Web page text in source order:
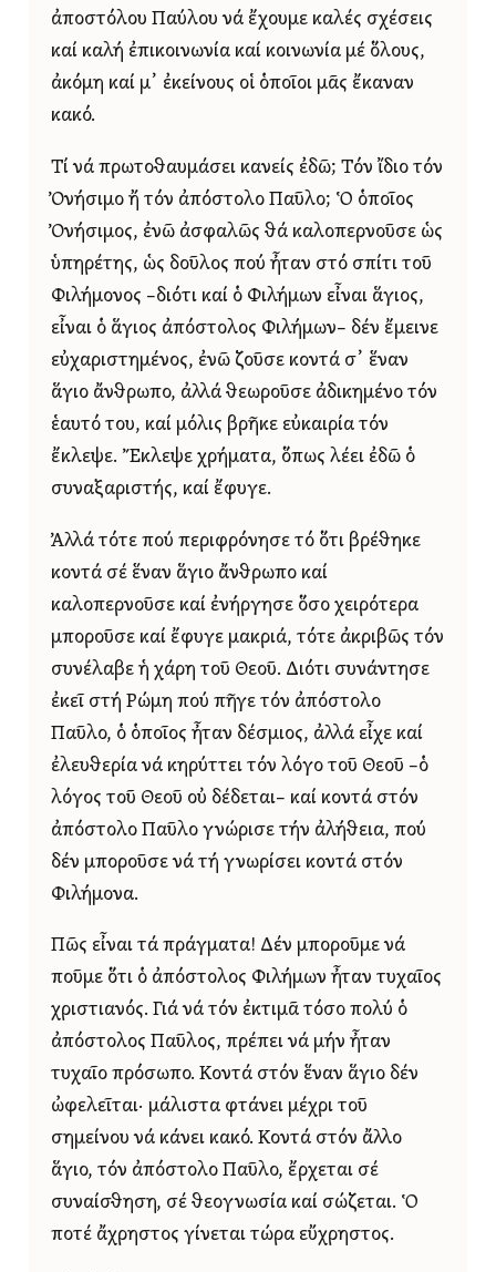
ἀποστόλου Παύλου νά ἔχουμε καλές σχέσεις
καί καλή ἐπικοινωνία καί κοινωνία μέ ὅλους,
ἀκόμη καί μ᾿ ἐκείνους οἱ ὁποῖοι μᾶς ἔκαναν
κακό.
Τί νά πρωτοθαυμάσει κανείς ἐδῶ; Τόν ἴδιο τόν
Ὀνήσιμο ἤ τόν ἀπόστολο Παῦλο; Ὁ ὁποῖος
Ὀνήσιμος, ἐνῶ ἀσφαλῶς θά καλοπερνοῦσε ὡς
ὑπηρέτης, ὡς δοῦλος πού ἦταν στό σπίτι τοῦ
Φιλήμονος –διότι καί ὁ Φιλήμων εἶναι ἅγιος,
εἶναι ὁ ἅγιος ἀπόστολος Φιλήμων– δέν ἔμεινε
εὐχαριστημένος, ἐνῶ ζοῦσε κοντά σ᾿ ἕναν
ἅγιο ἄνθρωπο, ἀλλά θεωροῦσε ἀδικημένο τόν
ἑαυτό του, καί μόλις βρῆκε εὐκαιρία τόν
ἔκλεψε. Ἔκλεψε χρήματα, ὅπως λέει ἐδῶ ὁ
συναξαριστής, καί ἔφυγε.
Ἀλλά τότε πού περιφρόνησε τό ὅτι βρέθηκε
κοντά σέ ἕναν ἅγιο ἄνθρωπο καί
καλοπερνοῦσε καί ἐνήργησε ὅσο χειρότερα
μποροῦσε καί ἔφυγε μακριά, τότε ἀκριβῶς τόν
συνέλαβε ἡ χάρη τοῦ Θεοῦ. Διότι συνάντησε
ἐκεῖ στή Ρώμη πού πῆγε τόν ἀπόστολο
Παῦλο, ὁ ὁποῖος ἦταν δέσμιος, ἀλλά εἶχε καί
ἐλευθερία νά κηρύττει τόν λόγο τοῦ Θεοῦ –ὁ
λόγος τοῦ Θεοῦ οὐ δέδεται– καί κοντά στόν
ἀπόστολο Παῦλο γνώρισε τήν ἀλήθεια, πού
δέν μποροῦσε νά τή γνωρίσει κοντά στόν
Φιλήμονα.
Πῶς εἶναι τά πράγματα! Δέν μποροῦμε νά
ποῦμε ὅτι ὁ ἀπόστολος Φιλήμων ἦταν τυχαῖος
χριστιανός. Γιά νά τόν ἐκτιμᾶ τόσο πολύ ὁ
ἀπόστολος Παῦλος, πρέπει νά μήν ἦταν
τυχαῖο πρόσωπο. Κοντά στόν ἕναν ἅγιο δέν
ὠφελεῖται· μάλιστα φτάνει μέχρι τοῦ
σημείνου νά κάνει κακό. Κοντά στόν ἄλλο
ἅγιο, τόν ἀπόστολο Παῦλο, ἔρχεται σέ
συναίσθηση, σέ θεογνωσία καί σώζεται. Ὁ
ποτέ ἄχρηστος γίνεται τώρα εὔχρηστος.